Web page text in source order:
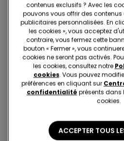
Effet gainant
1
contenus exclusifs ? Avec les
pouvons vous offrir des
publicitaires personnalisées. En
les cookies », vous acceptez
contraire, vous fermez cette
bouton « Fermer », vous
cookies ne seront pas activés.
les cookies, consultez notre
cookies. Vous pouvez
préférences en cliquant sur
confidentialité présents dans
cookies.
ACCEPTER TOUS